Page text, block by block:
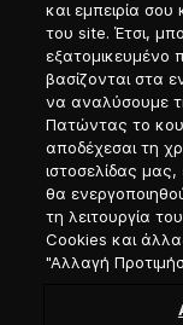
και εμπειρία σου
του site. Έτσι,
εξατομικευμένο
βασίζονται στα
να αναλύσουμε
Πατώντας το
αποδέχεσαι τη
ιστοσελίδας
θα
τη λειτουργία
Cookies και
"Αλλαγή